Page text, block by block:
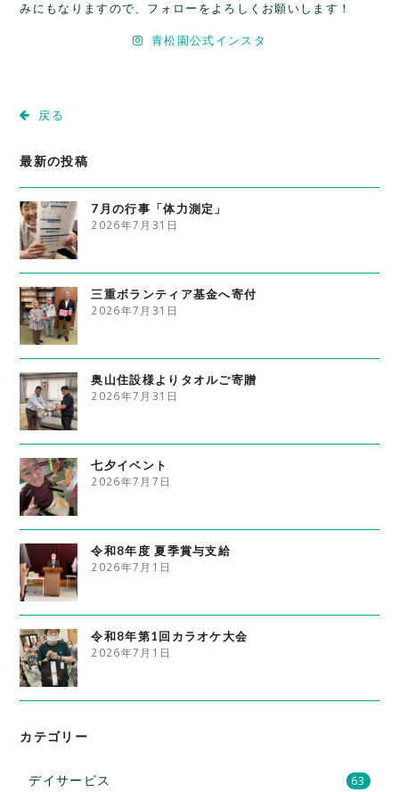
みにもなりますので、フォローをよろしくお願いします！
青松園公式インスタ
戻る
最新の投稿
7月の行事「体力測定」
2026年7月31日
三重ボランティア基金へ寄付
2026年7月31日
奥山住設様よりタオルご寄贈
2026年7月31日
七夕イベント
2026年7月7日
令和8年度 夏季賞与支給
2026年7月1日
令和8年第1回カラオケ大会
2026年7月1日
カテゴリー
デイサービス 63